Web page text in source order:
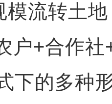
模流转土
户+合作社
下的多种